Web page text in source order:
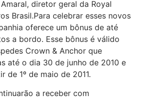
diretor geral da Royal
Brasil.Para celebrar esses novos
oferece um bônus de até
a bordo. Esse bônus é válido
Crown & Anchor que
até o dia 30 de junho de 2010 e
de 1º de maio de 2011.
a receber com